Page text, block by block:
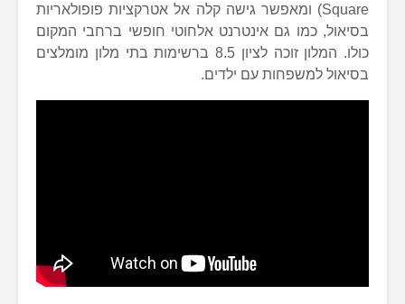
Square) ומאפשר גישה קלה אל אטרקציות פופולאריות
בסיאול, כמו גם אינטרנט אלחוטי חופשי ברחבי המקום
כולו. המלון זוכה לציון 8.5 ברשימות בתי מלון מומלצים
בסיאול למשפחות עם ילדים.